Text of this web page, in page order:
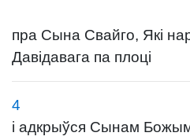
пра Сына Свайго, Які
Давідавага па плоці
4
і адкрыўся Сынам